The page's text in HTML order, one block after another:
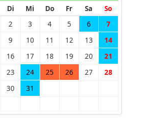
Di Mi Do Fr Sa So
2 3 4 5 6 7
9 10 11 12 13 14
16 17 18 19 20 21
23 24 25 26 27 28
30 31